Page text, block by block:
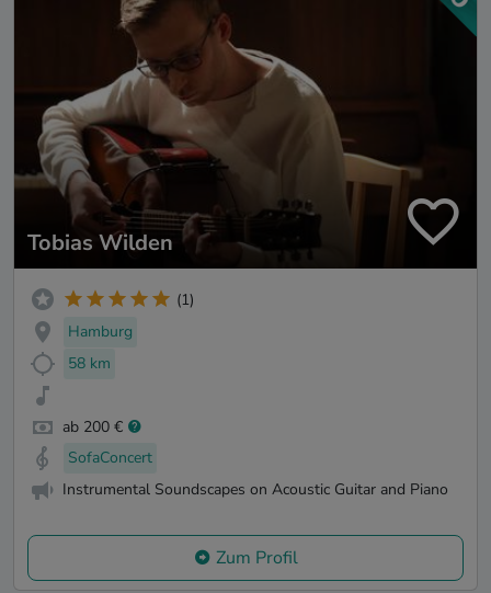
Tobias Wilden
(1)
Hamburg
58 km
ab 200 €
SofaConcert
Instrumental Soundscapes on Acoustic Guitar and Piano
Zum Profil